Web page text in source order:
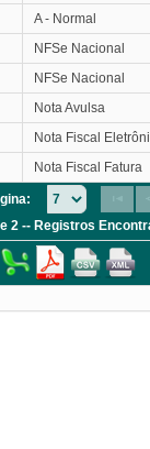
A - Normal
NFSe Nacional
NFSe Nacional
Nota Avulsa
Nota Fiscal
Nota Fiscal Fatura
2 -- Registros